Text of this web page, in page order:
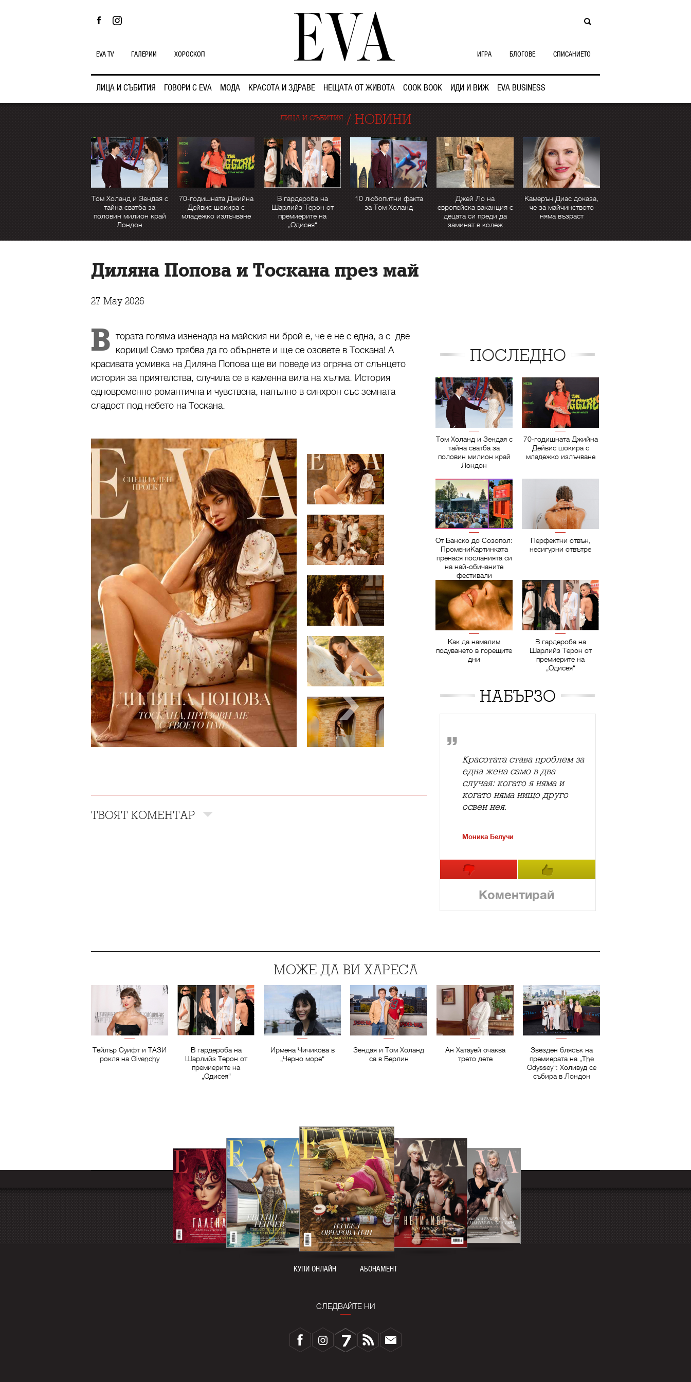
ЛИЦА И СЪБИТИЯ ГОВОРИ С EVA МОДА КРАСОТА И ЗДРАВЕ НЕЩАТА ОТ ЖИВОТА COOK BOOK ИДИ И ВИЖ EVA BUSINESS
EVA TV ГАЛЕРИИ ХОРОСКОП ИГРА БЛОГОВЕ СПИСАНИЕТО
ЛИЦА И СЪБИТИЯ/ НОВИНИ
Том Холанд и Зендая с
тайна сватба за
половин милион край
Лондон
70-годишната Джийна
Дейвис шокира с
младежко излъчване
В гардероба на
Шарлийз Терон от
премиерите на
„Одисея“
10 любопитни факта
за Том Холанд
Джей Ло на
европейска ваканция с
децата си преди да
заминат в колеж
Камерън Диас доказа,
че за майчинството
няма възраст
Диляна Попова и Тоскана през май
27 May 2026
В тората голяма изненада на майския ни брой е, че е не с една, а с две
корици! Само трябва да го обърнете и ще се озовете в Тоскана! А
красивата усмивка на Диляна Попова ще ви поведе из огряна от слънцето
история за приятелства, случила се в каменна вила на хълма. История
едновременно романтична и чувствена, напълно в синхрон със земната
сладост под небето на Тоскана.
ТВОЯТ КОМЕНТАР
ПОСЛЕДНО
Том Холанд и Зендая с
тайна сватба за
половин милион край
Лондон
70-годишната Джийна
Дейвис шокира с
младежко излъчване
От Банско до Созопол:
ПромениКартинката
пренася посланията си
на най-обичаните
фестивали
Перфектни отвън,
несигурни отвътре
Как да намалим
подуването в горещите
дни
В гардероба на
Шарлийз Терон от
премиерите на
„Одисея“
НАБЪРЗО
Красотата става проблем за
една жена само в два
случая: когато я няма и
когато няма нищо друго
освен нея.
Моника Белучи
Коментирай
МОЖЕ ДА ВИ ХАРЕСА
Тейлър Суифт и ТАЗИ
рокля на Givenchy
В гардероба на
Шарлийз Терон от
премиерите на
„Одисея“
Ирмена Чичикова в
„Черно море“
Зендая и Том Холанд
са в Берлин
Ан Хатауей очаква
трето дете
Звезден блясък на
премиерата на „The
Odyssey“: Холивуд се
събира в Лондон
КУПИ ОНЛАЙН АБОНАМЕНТ
СЛЕДВАЙТЕ НИ